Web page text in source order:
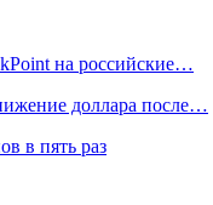
на российские…
доллара после…
в пять раз